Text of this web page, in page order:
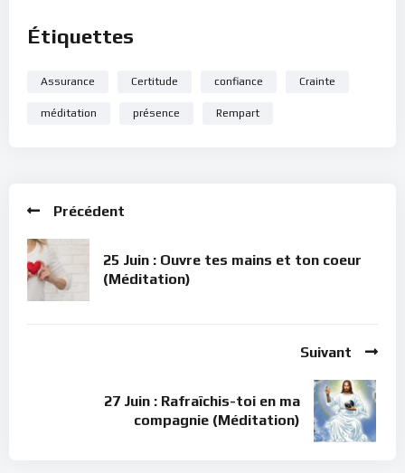
Étiquettes
Assurance Certitude confiance Crainte
méditation présence Rempart
Précédent
25 Juin : Ouvre tes mains et ton coeur
(Méditation)
Suivant
27 Juin : Rafraîchis-toi en ma
compagnie (Méditation)